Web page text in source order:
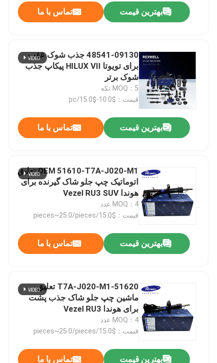
بهترین قیمت تماس با ما
48541-09130 جذب شوک عقب
برای تویوتا HILUX VII پیکاپ جذب
شوک برتر
MOQ：5 تکه
قیمت：$10.0-$15.0/pc
بهترین قیمت تماس با ما
OEM 51610-T7A-J020-M1 تعلیق
اتوماتیک چپ جلو شاک گیرنده برای
هوندا Vezel RU3 SUV
51610T7AJ020M1
MOQ：4 عدد
قیمت：$15.0/pieces~25.0/pieces
بهترین قیمت تماس با ما
51620-T7A-J020-M1 تعلیق
ماشین چپ جلو شاک جذب پشت
برای هوندا Vezel RU3
MOQ：4 عدد
قیمت：$15.0/pieces~25.0/pieces
بهترین قیمت تماس با ما